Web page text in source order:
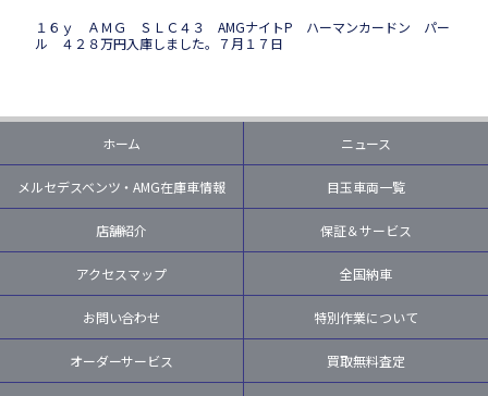
１６ｙ ＡＭＧ ＳＬＣ４３ AMGナイトP ハーマンカードン パー
ル ４２８万円入庫しました。７月１７日
ホーム ニュース
メルセデスベンツ・AMG在庫車情報 目玉車両一覧
店舗紹介 保証＆サービス
アクセスマップ 全国納車
お問い合わせ 特別作業について
オーダーサービス 買取無料査定